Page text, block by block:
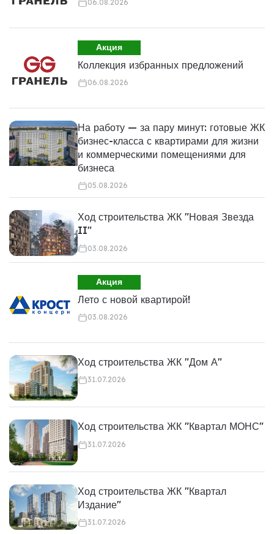
06.08.2026
Акция
Коллекция избранных предложений
06.08.2026
На работу — за пару минут: готовые ЖК
бизнес-класса с квартирами для жизни
и коммерческими помещениями для
бизнеса
05.08.2026
Ход строительства ЖК "Новая Звезда
II"
03.08.2026
Акция
Лето с новой квартирой!
03.08.2026
Ход строительства ЖК "Дом А"
31.07.2026
Ход строительства ЖК "Квартал МОНС"
31.07.2026
Ход строительства ЖК "Квартал
Издание"
31.07.2026